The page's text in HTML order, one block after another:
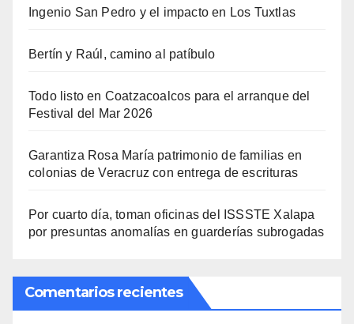
Ingenio San Pedro y el impacto en Los Tuxtlas
Bertín y Raúl, camino al patíbulo
Todo listo en Coatzacoalcos para el arranque del
Festival del Mar 2026
Garantiza Rosa María patrimonio de familias en
colonias de Veracruz con entrega de escrituras
Por cuarto día, toman oficinas del ISSSTE Xalapa
por presuntas anomalías en guarderías subrogadas
Comentarios recientes